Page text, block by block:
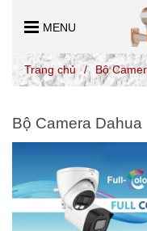
MENU
Trang chủ / Bộ
Bộ Camera Dahua